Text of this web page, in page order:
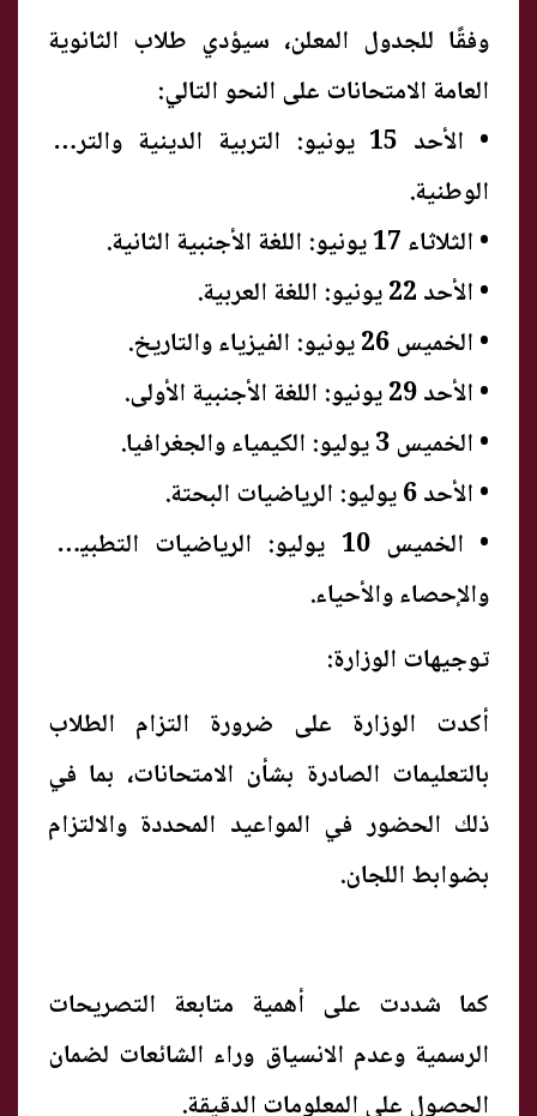
وفقًا للجدول المعلن، سيؤدي طلاب الثانوية
العامة الامتحانات على النحو التالي:
• الأحد 15 يونيو: التربية الدينية والتربية
الوطنية.
• الثلاثاء 17 يونيو: اللغة الأجنبية الثانية.
• الأحد 22 يونيو: اللغة العربية.
• الخميس 26 يونيو: الفيزياء والتاريخ.
• الأحد 29 يونيو: اللغة الأجنبية الأولى.
• الخميس 3 يوليو: الكيمياء والجغرافيا.
• الأحد 6 يوليو: الرياضيات البحتة.
• الخميس 10 يوليو: الرياضيات التطبيقية
والإحصاء والأحياء.
توجيهات الوزارة:
أكدت الوزارة على ضرورة التزام الطلاب
بالتعليمات الصادرة بشأن الامتحانات، بما في
ذلك الحضور في المواعيد المحددة والالتزام
بضوابط اللجان.
كما شددت على أهمية متابعة التصريحات
الرسمية وعدم الانسياق وراء الشائعات لضمان
الحصول على المعلومات الدقيقة.